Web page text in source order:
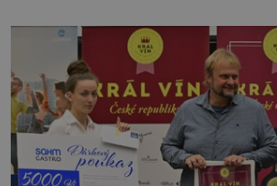
král. Nebo že by ne? Mongolové od
podél Kaspického a Azovského moře,